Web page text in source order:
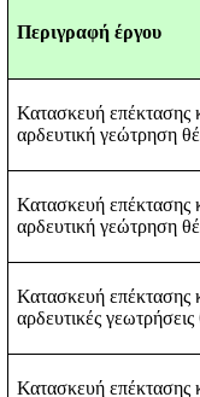
Περιγραφή έργου
Κατασκευή επέκτασης
αρδευτική γεώτρηση
Κατασκευή επέκτασης
αρδευτική γεώτρηση
Κατασκευή επέκτασης
αρδευτικές
Κατασκευή επέκτασης